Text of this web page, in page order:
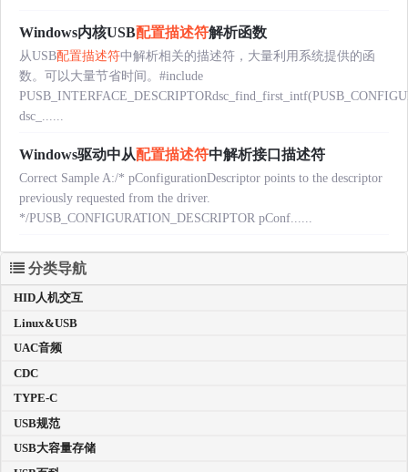
Windows内核USB配置描述符解析函数
从USB配置描述符中解析相关的描述符，大量利用系统提供的函
数。可以大量节省时间。#include
dsc_......
Windows驱动中从配置描述符中解析接口描述符
Correct Sample A:/* pConfigurationDescriptor points to the descriptor
previously requested from the driver.
*/PUSB_CONFIGURATION_DESCRIPTOR pConf......
分类导航
HID人机交互
Linux&USB
UAC音频
CDC
TYPE-C
USB规范
USB大容量存储